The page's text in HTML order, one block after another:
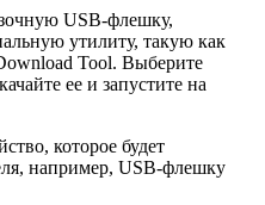
USB-флешку,
утилиту, такую как
Tool. Выберите
ее и запустите на
которое будет
например, USB-флешку